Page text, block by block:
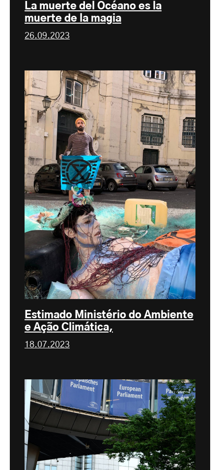
La muerte del Océano es la
muerte de la magia
26.09.2023
Estimado Ministério do Ambiente
e Ação Climática,
18.07.2023